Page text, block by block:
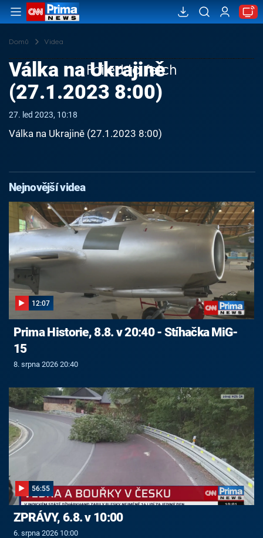
Domů Videa
Failed to fetch
Válka na Ukrajině
(27.1.2023 8:00)
27. led 2023, 10:18
Válka na Ukrajině (27.1.2023 8:00)
Nejnovější videa
12:07
Prima Historie, 8.8. v 20:40 - Stíhačka MiG-
15
8. srpna 2026 20:40
56:55
ZPRÁVY, 6.8. v 10:00
6. srpna 2026 10:00